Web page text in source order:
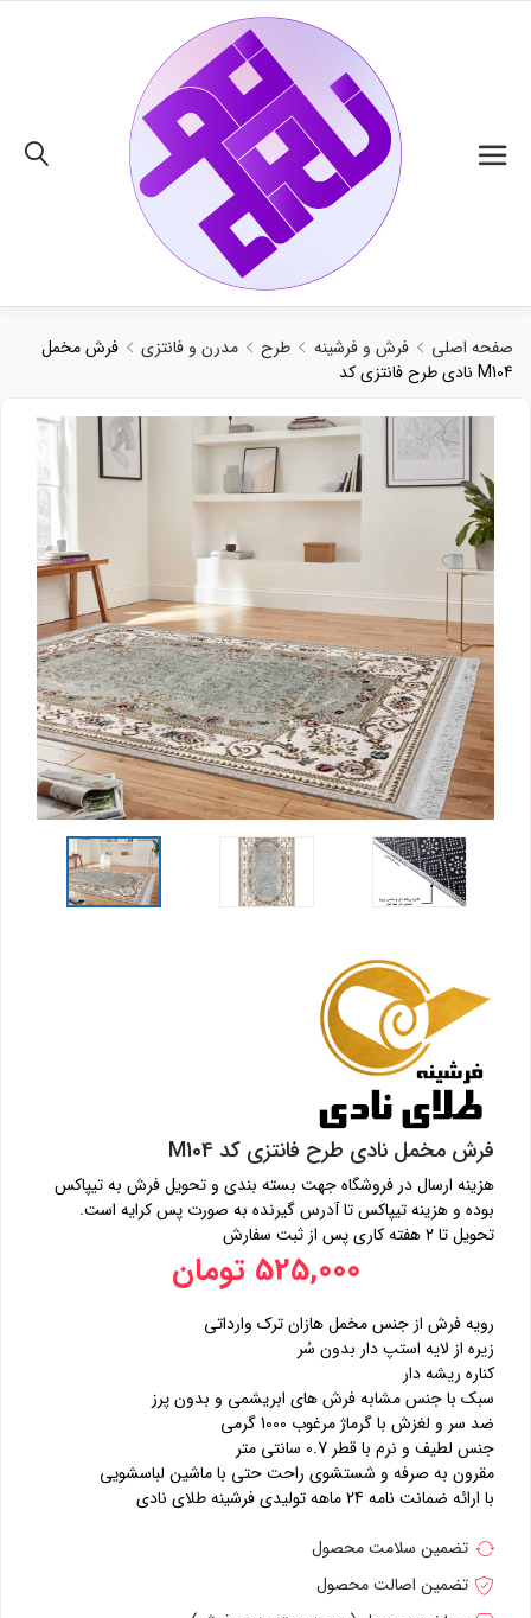
صفحه اصلی فرش و فرشینه طرح مدرن و فانتزی
فرش مخمل
نادی طرح فانتزی کد M104
فرش مخمل نادی طرح فانتزی کد M104
هزینه ارسال در فروشگاه جهت بسته بندی و تحویل فرش به تیپاکس
بوده و هزینه تیپاکس تا آدرس گیرنده به صورت پس کرایه است.
تحویل تا 2 هفته کاری پس از ثبت سفارش
525,000 تومان
رویه فرش از جنس مخمل هازان ترک وارداتی
زیره از لایه استپ دار بدون سُر
کناره ریشه دار
سبک با جنس مشابه فرش های ابریشمی و بدون پرز
ضد سر و لغزش با گرماژ مرغوب 1000 گرمی
جنس لطیف و نرم با قطر 0.7 سانتی متر
مقرون به صرفه و شستشوی راحت حتی با ماشین لباسشویی
با ارائه ضمانت نامه 24 ماهه تولیدی فرشینه طلای نادی
تضمین سلامت محصول
تضمین اصالت محصول